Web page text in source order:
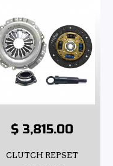
$ 3,815.00
CLUTCH REPSET